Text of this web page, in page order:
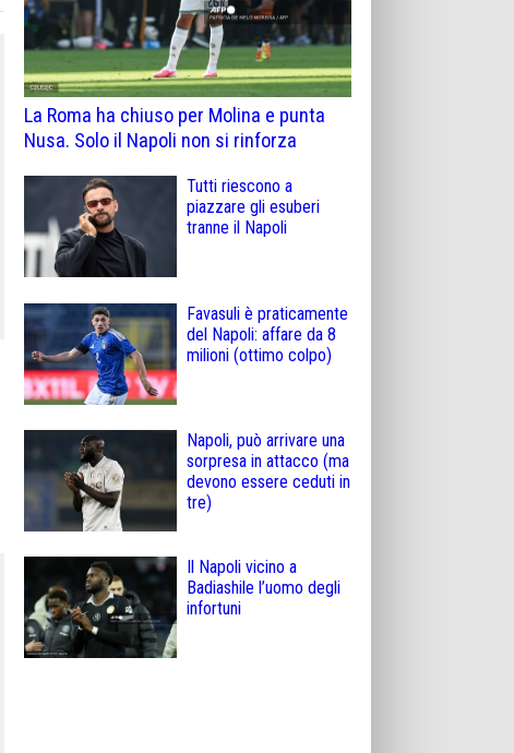
La Roma ha chiuso per Molina e punta
Nusa. Solo il Napoli non si rinforza
Tutti riescono a
piazzare gli esuberi
tranne il Napoli
Favasuli è praticamente
del Napoli: affare da 8
milioni (ottimo colpo)
Napoli, può arrivare una
sorpresa in attacco (ma
devono essere ceduti in
tre)
Il Napoli vicino a
Badiashile l’uomo degli
infortuni